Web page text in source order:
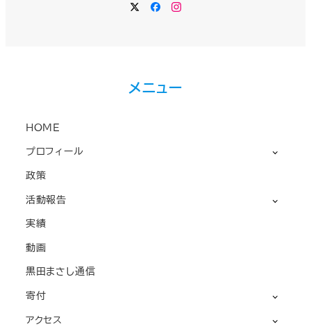
Twitter
Facebook
Instagram
メニュー
HOME
プロフィール
政策
活動報告
実績
動画
黒田まさし通信
寄付
アクセス